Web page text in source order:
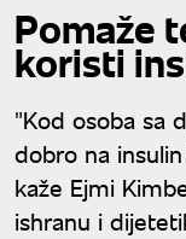
Pomaže
koristi
"Kod osoba sa
dobro na
kaže Ejmi
ishranu i